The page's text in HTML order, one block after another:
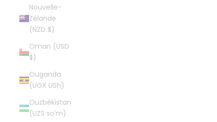
Nouvelle-
Zélande
(NZD $)
Oman (USD
$)
Ouganda
(UGX USh)
Ouzbékistan
(UZS so'm)